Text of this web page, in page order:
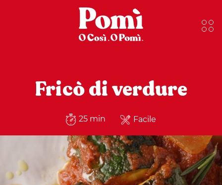
Fricò di verdure
25 min Facile